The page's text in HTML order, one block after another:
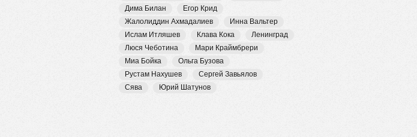
Дима Билан
Егор Крид
Жалолиддин Ахмадалиев
Инна Вальтер
Ислам Итляшев
Клава Кока
Ленинград
Люся Чеботина
Мари Краймбрери
Миа Бойка
Ольга Бузова
Рустам Нахушев
Сергей Завьялов
Сява
Юрий Шатунов